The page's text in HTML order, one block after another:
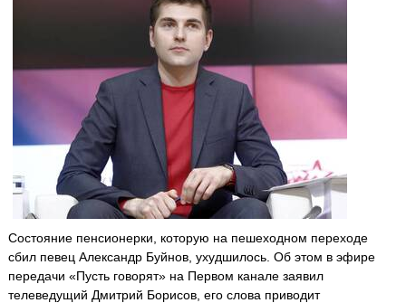
Состояние пенсионерки, которую на пешеходном переходе
сбил певец Александр Буйнов, ухудшилось. Об этом в эфире
передачи «Пусть говорят» на Первом канале заявил
телеведущий Дмитрий Борисов, его слова приводит